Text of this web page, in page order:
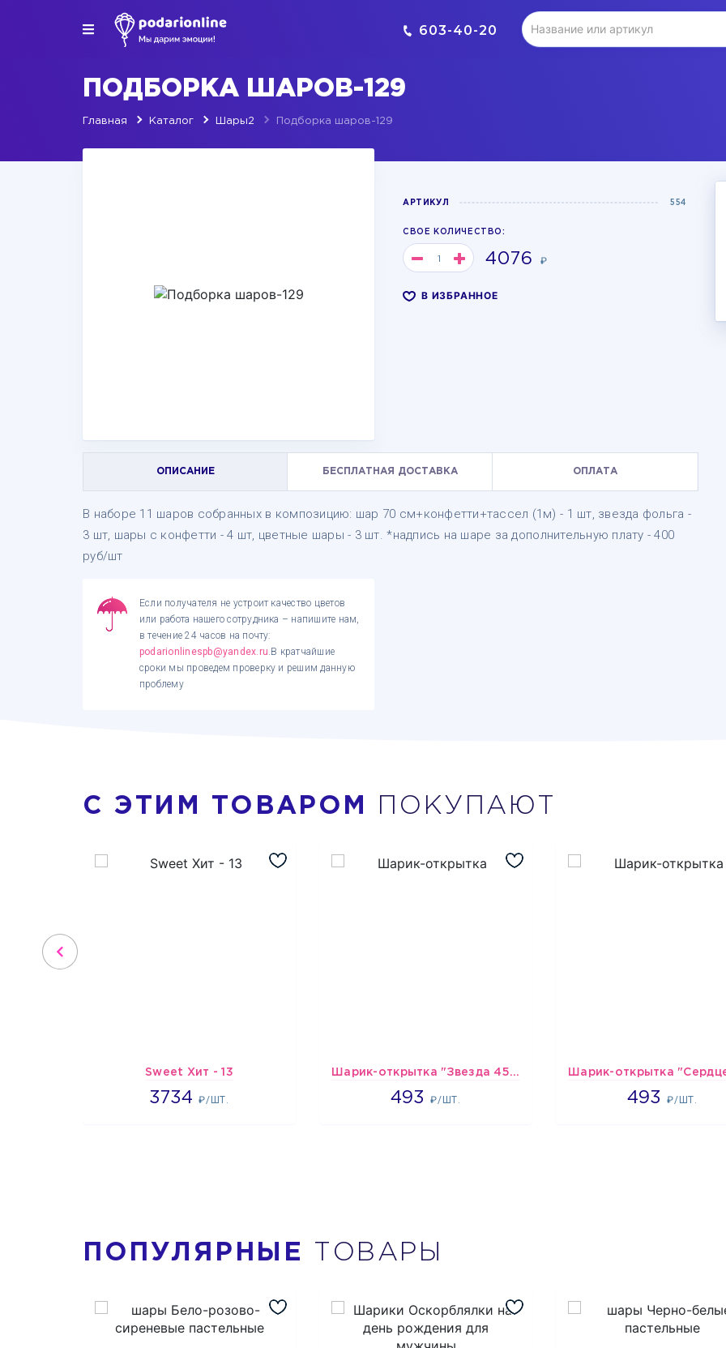
603-40-20
ПОДБОРКА ШАРОВ-129
Главная Каталог Шары2 Подборка шаров-129
АРТИКУЛ 554
СВОЕ КОЛИЧЕСТВО:
4076 ₽
В ИЗБРАННОЕ
ОПИСАНИЕ БЕСПЛАТНАЯ ДОСТАВКА ОПЛАТА
В наборе 11 шаров собранных в композицию: шар 70 см+конфетти+тассел (1м) - 1 шт, звезда фольга -
3 шт, шары с конфетти - 4 шт, цветные шары - 3 шт. *надпись на шаре за дополнительную плату - 400
руб/шт
Если получателя не устроит качество цветов
или работа нашего сотрудника – напишите нам,
в течение 24 часов на почту:
podarionlinespb@yandex.ru.В кратчайшие
сроки мы проведем проверку и решим данную
проблему
С ЭТИМ ТОВАРОМ ПОКУПАЮТ
Sweet Хит - 13
3734₽/ШТ.
3734 Шарик-открытка "Звезда 45 см" №1
493₽/ШТ.
493
493₽/ШТ.
493
ПОПУЛЯРНЫЕ ТОВАРЫ